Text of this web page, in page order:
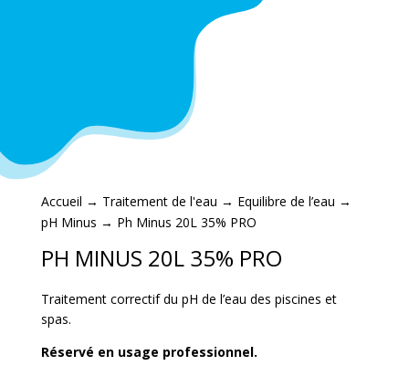
Accueil → Traitement de l'eau → Equilibre de l’eau →
pH Minus → Ph Minus 20L 35% PRO
PH MINUS 20L 35% PRO
Traitement correctif du pH de l’eau des piscines et
spas.
Réservé en usage professionnel.